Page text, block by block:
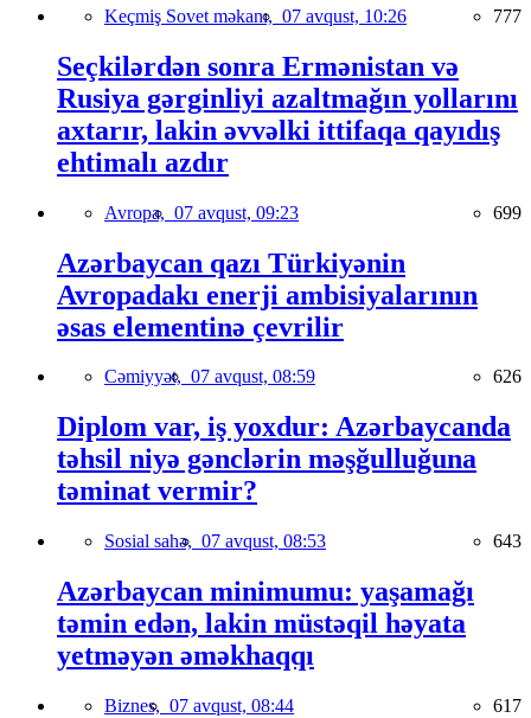
Keçmiş Sovet məkanı, 07 avqust, 10:26 777
Seçkilərdən sonra Ermənistan və
Rusiya gərginliyi azaltmağın yollarını
axtarır, lakin əvvəlki ittifaqa qayıdış
ehtimalı azdır
Avropa, 07 avqust, 09:23 699
Azərbaycan qazı Türkiyənin
Avropadakı enerji ambisiyalarının
əsas elementinə çevrilir
Cəmiyyət, 07 avqust, 08:59 626
Diplom var, iş yoxdur: Azərbaycanda
təhsil niyə gənclərin məşğulluğuna
təminat vermir?
Sosial sahə, 07 avqust, 08:53 643
Azərbaycan minimumu: yaşamağı
təmin edən, lakin müstəqil həyata
yetməyən əməkhaqqı
Biznes, 07 avqust, 08:44 617